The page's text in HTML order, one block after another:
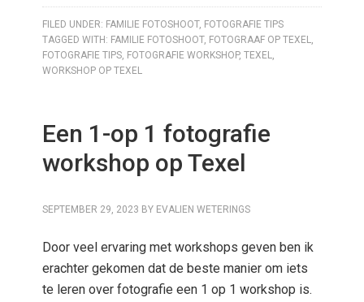
FILED UNDER: FAMILIE FOTOSHOOT, FOTOGRAFIE TIPS
TAGGED WITH: FAMILIE FOTOSHOOT, FOTOGRAAF OP TEXEL,
FOTOGRAFIE TIPS, FOTOGRAFIE WORKSHOP,TEXEL,
WORKSHOP OP TEXEL
Een 1-op 1 fotografie
workshop op Texel
SEPTEMBER 29, 2023 BY EVALIEN WETERINGS
Door veel ervaring met workshops geven ben ik
erachter gekomen dat de beste manier om iets
te leren over fotografie een 1 op 1 workshop is.